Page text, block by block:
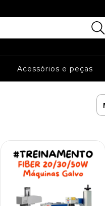
Acessórios e peças